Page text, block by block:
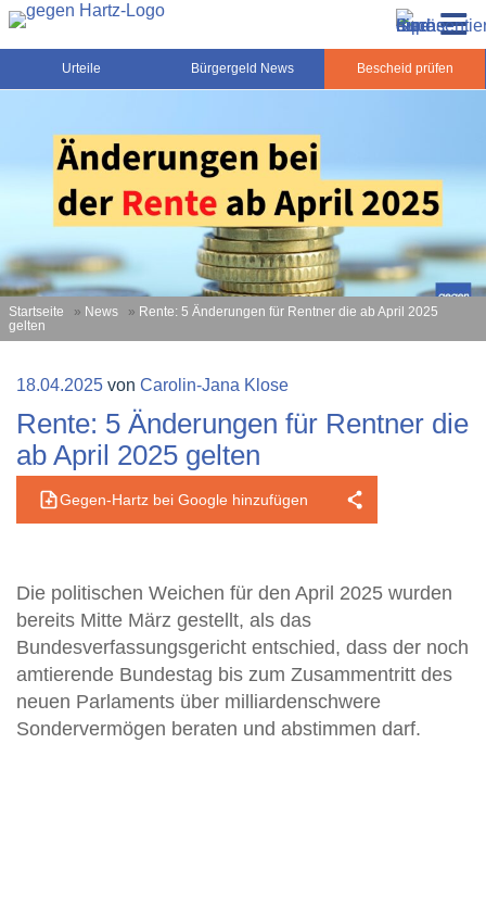
Zum
Inhalt
springen
Gegen-Hartz.de – Sozialrecht, Rente, Pflege und
Urteile, News und Ratgeber rund um das Sozialrecht,
Grundsicherung und Rente
Urteile Bürgergeld News Bescheid prüfen
Startseite » News » Rente: 5 Änderungen für Rentner die ab April 2025
gelten
Veröffentlicht
18.04.2025 von Carolin-Jana Klose
Rente: 5 Änderungen für Rentner die
ab April 2025 gelten
Gegen-Hartz bei Google hinzufügen
Die politischen Weichen für den April 2025 wurden
bereits Mitte März gestellt, als das
Bundesverfassungsgericht entschied, dass der noch
amtierende Bundestag bis zum Zusammentritt des
neuen Parlaments über milliardenschwere
Sondervermögen beraten und abstimmen darf.